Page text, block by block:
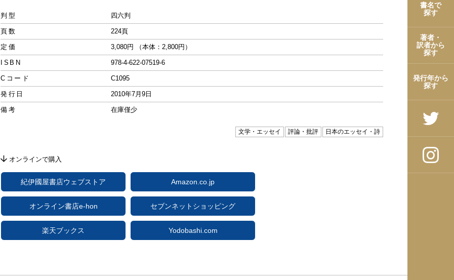
書名で
探す
著者・
訳者から
探す
発行年から
探す
判型 四六判
頁数 224頁
定価 3,080円 （本体：2,800円）
ISBN 978-4-622-07519-6
Cコード C1095
発行日 2010年7月9日
備考 在庫僅少
文学・エッセイ 評論・批評 日本のエッセイ・詩
オンラインで購入
紀伊國屋書店ウェブストア Amazon.co.jp
オンライン書店e-hon セブンネットショッピング
楽天ブックス Yodobashi.com